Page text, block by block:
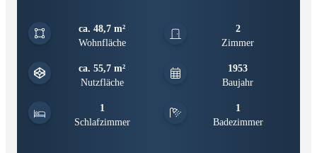
ca. 48,7 m²
Wohnfläche
2
Zimmer
ca. 55,7 m²
Nutzfläche
1953
Baujahr
1
Schlafzimmer
1
Badezimmer